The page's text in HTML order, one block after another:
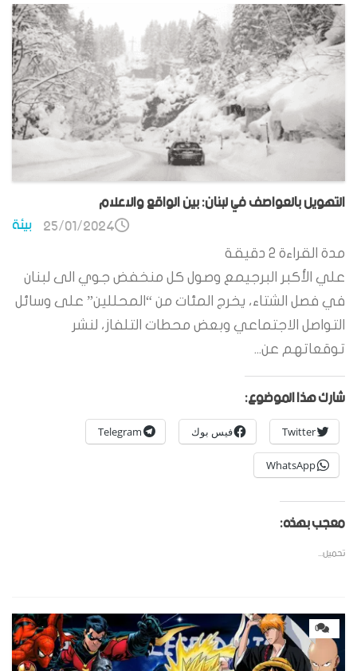
التهويل بالعواصف في لبنان: بين الواقع والاعلام
بيئة 25/01/2024
مدة القراءة 2 دقيقة
علي الأكبر البرجيمع وصول كل منخفض جوي الى لبنان
في فصل الشتاء، يخرج المئات من “المحللين” على وسائل
التواصل الاجتماعي وبعض محطات التلفاز، لنشر
توقعاتهم عن...
شارك هذا الموضوع:
Twitter فيس بوك Telegram
WhatsApp
معجب بهذه:
تحميل...
0